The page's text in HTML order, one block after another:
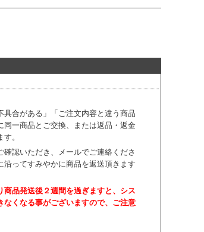
具合がある」「ご注文内容と違う商品
同一商品とご交換、または返品・返金
。
認いただき、
メールでご連絡くださ
沿ってすみやかに商品を返送頂きます
品発送後２週間を過ぎますと、 シス
なくなる事がございますので、ご注意